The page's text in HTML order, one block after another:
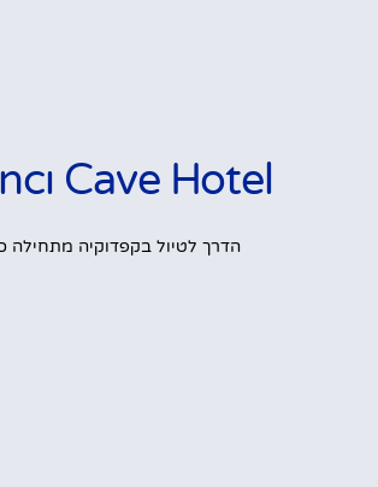
Cave Hotel
הדרך לטיול בקפדוקיה מתחילה